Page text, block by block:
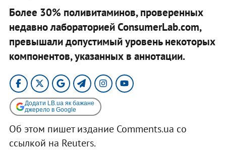
Более 30% поливитаминов, проверенных
недавно лабораторией ConsumerLab.com,
превышали допустимый уровень некоторых
компонентов, указанных в аннотации.
Додати LB.ua як бажане
джерело в Google
Об этом пишет издание Comments.ua со
ссылкой на Reuters.